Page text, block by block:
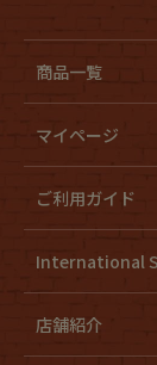
商品一覧
マイページ
ご利用ガイド
International
店舗紹介